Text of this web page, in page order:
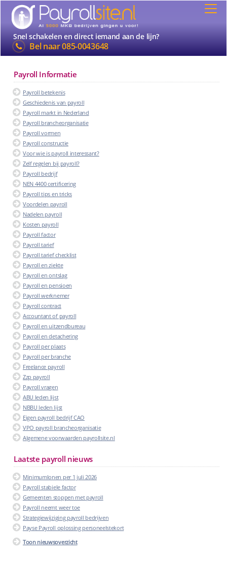
Snel schakelen en direct iemand aan de lijn?
Bel naar085-0043648
Payroll Informatie
Payroll betekenis
Geschiedenis van payroll
Payroll markt in Nederland
Payroll brancheorganisatie
Payroll vormen
Payroll constructie
Voor wie is payroll interessant?
Zelf regelen bij payroll?
Payroll bedrijf
NEN 4400 certificering
Payroll tips en tricks
Voordelen payroll
Nadelen payroll
Kosten payroll
Payroll factor
Payroll tarief
Payroll tarief checklist
Payroll en ziekte
Payroll en ontslag
Payroll en pensioen
Payroll werknemer
Payroll contract
Accountant of payroll
Payroll en uitzendbureau
Payroll en detachering
Payroll per plaats
Payroll per branche
Freelance payroll
Zzp payroll
Payroll vragen
ABU leden lijst
NBBU leden lijst
Eigen payroll bedrijf CAO
VPO payroll brancheorganisatie
Algemene voorwaarden payrollsite.nl
Laatste payroll nieuws
Minimumlonen per 1 juli 2026
Payroll stabiele factor
Gemeenten stoppen met payroll
Payroll neemt weer toe
Strategiewijziging payroll bedrijven
Payse Payroll oplossing personeelstekort
Toon nieuwsoverzicht